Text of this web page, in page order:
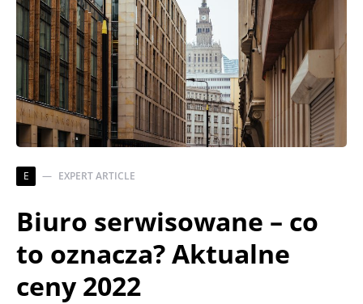
E EXPERT ARTICLE
Biuro serwisowane – co
to oznacza? Aktualne
ceny 2022